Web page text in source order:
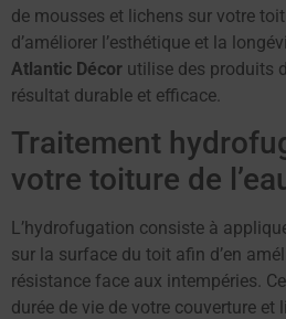
de mousses et lichens sur votre
d’améliorer l’esthétique et la
Atlantic Décor utilise des produits
résultat durable et efficace.
Traitement
votre toiture de
L’hydrofugation consiste à
sur la surface du toit afin d’en
résistance face aux intempéries.
durée de vie de votre couverture